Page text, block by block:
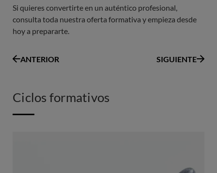
Si quieres convertirte en un auténtico profesional,
consulta toda nuestra oferta formativa y empieza desde
hoy a prepararte.
ANTERIOR SIGUIENTE
Ciclos formativos